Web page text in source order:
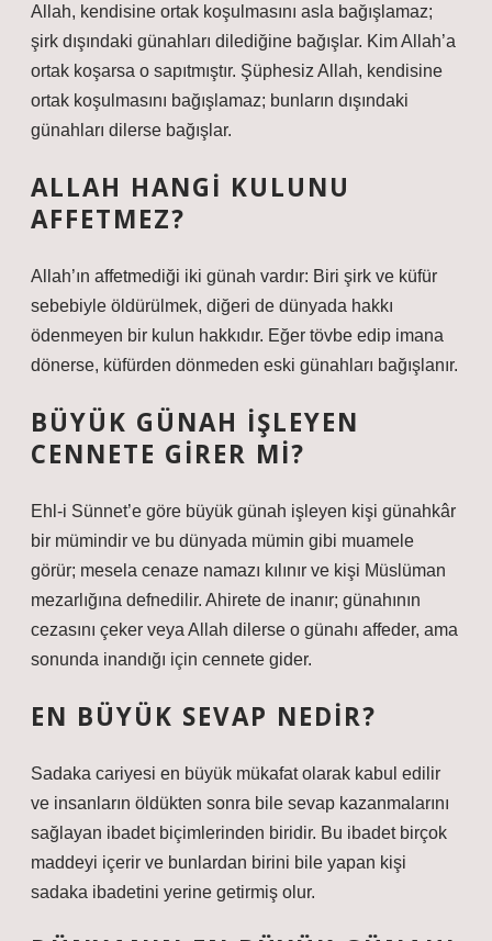
Allah, kendisine ortak koşulmasını asla bağışlamaz;
şirk dışındaki günahları dilediğine bağışlar. Kim Allah’a
ortak koşarsa o sapıtmıştır. Şüphesiz Allah, kendisine
ortak koşulmasını bağışlamaz; bunların dışındaki
günahları dilerse bağışlar.
ALLAH HANGI KULUNU
AFFETMEZ?
Allah’ın affetmediği iki günah vardır: Biri şirk ve küfür
sebebiyle öldürülmek, diğeri de dünyada hakkı
ödenmeyen bir kulun hakkıdır. Eğer tövbe edip imana
dönerse, küfürden dönmeden eski günahları bağışlanır.
BÜYÜK GÜNAH IŞLEYEN
CENNETE GIRER MI?
Ehl-i Sünnet’e göre büyük günah işleyen kişi günahkâr
bir mümindir ve bu dünyada mümin gibi muamele
görür; mesela cenaze namazı kılınır ve kişi Müslüman
mezarlığına defnedilir. Ahirete de inanır; günahının
cezasını çeker veya Allah dilerse o günahı affeder, ama
sonunda inandığı için cennete gider.
EN BÜYÜK SEVAP NEDIR?
Sadaka cariyesi en büyük mükafat olarak kabul edilir
ve insanların öldükten sonra bile sevap kazanmalarını
sağlayan ibadet biçimlerinden biridir. Bu ibadet birçok
maddeyi içerir ve bunlardan birini bile yapan kişi
sadaka ibadetini yerine getirmiş olur.